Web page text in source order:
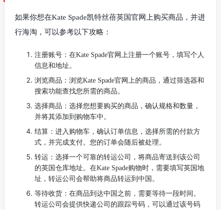
如果你想在Kate Spade凯特丝蓓英国官网上购买商品，并进
行海淘，可以参考以下攻略：
注册账号：在Kate Spade官网上注册一个账号，填写个人
信息和地址。
浏览商品：浏览Kate Spade官网上的商品，通过筛选器和
搜索功能查找您所需的商品。
选择商品：选择您想要购买的商品，确认规格和数量，
并将其添加到购物车中。
结算：进入购物车，确认订单信息，选择所需的付款方
式，并完成支付。您的订单会随后被处理。
转运：选择一个可靠的转运公司，将商品寄送到该公司
的英国仓库地址。在Kate Spade购物时，需要填写英国地
址，转运公司会帮助将商品转运到中国。
等待收货：在商品到达中国之前，需要等待一段时间。
转运公司会提供快递公司的跟踪号码，可以通过该号码